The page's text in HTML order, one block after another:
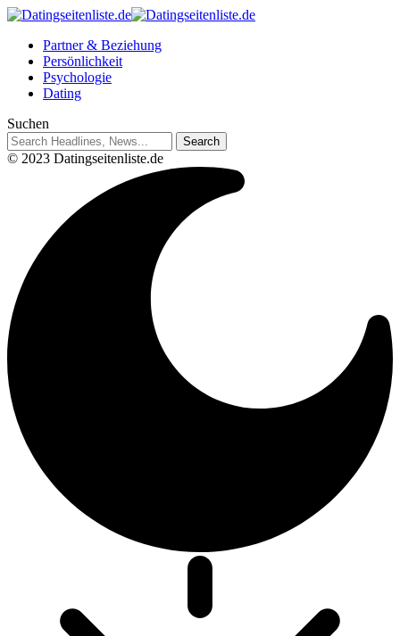
Partner & Beziehung
Persönlichkeit
Psychologie
Dating
Suchen
© 2023 Datingseitenliste.de